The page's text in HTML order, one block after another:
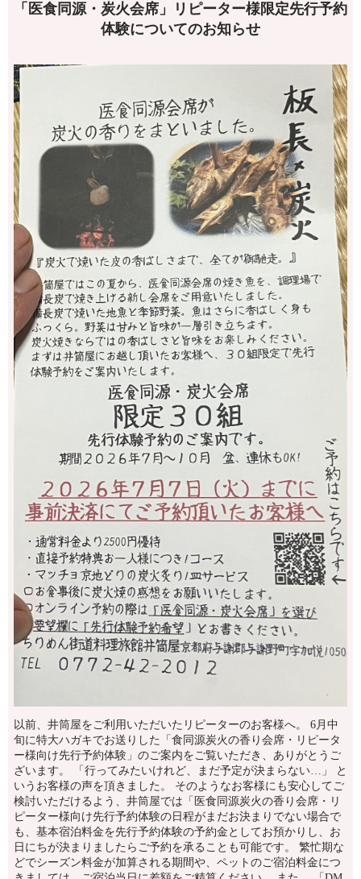
「医食同源・炭火会席」リピーター様限定先行予約
体験についてのお知らせ
以前、井筒屋をご利用いただいたリピーターのお客様へ。 6月中
旬に特大ハガキでお送りした「食同源炭火の香り会席・リピータ
ー様向け先行予約体験」のご案内をご覧いただき、ありがとうご
ざいます。 「行ってみたいけれど、まだ予定が決まらない…」 と
いうお客様の声を頂きました。 そのようなお客様にも安心してご
検討いただけるよう、井筒屋では「医食同源炭火の香り会席・リ
ピーター様向け先行予約体験の日程がまだお決まりでない場合で
も、基本宿泊料金を先行予約体験の予約金としてお預かりし、お
日にちが決まりましたらご予約を承ることも可能です。 繁忙期な
どでシーズン料金が加算される期間や、ペットのご宿泊料金につ